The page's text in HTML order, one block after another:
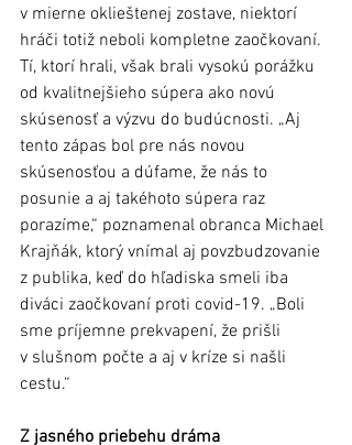
v mierne oklieštenej zostave, niektorí
hráči totiž neboli kompletne zaočkovaní.
Tí, ktorí hrali, však brali vysokú porážku
od kvalitnejšieho súpera ako novú
skúsenosť a výzvu do budúcnosti. „Aj
tento zápas bol pre nás novou
skúsenosťou a dúfame, že nás to
posunie a aj takéhoto súpera raz
porazíme,“ poznamenal obranca Michael
Krajňák, ktorý vnímal aj povzbudzovanie
z publika, keď do hľadiska smeli iba
diváci zaočkovaní proti covid-19. „Boli
sme príjemne prekvapení, že prišli
v slušnom počte a aj v kríze si našli
cestu.“
Z jasného priebehu dráma